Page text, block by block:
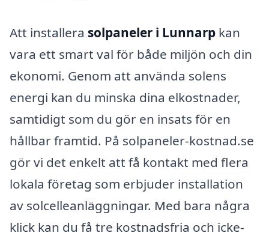
Att installera solpaneler i Lunnarp kan
vara ett smart val för både miljön och din
ekonomi. Genom att använda solens
energi kan du minska dina elkostnader,
samtidigt som du gör en insats för en
hållbar framtid. På solpaneler-kostnad.se
gör vi det enkelt att få kontakt med flera
lokala företag som erbjuder installation
av solcelleanläggningar. Med bara några
klick kan du få tre kostnadsfria och icke-